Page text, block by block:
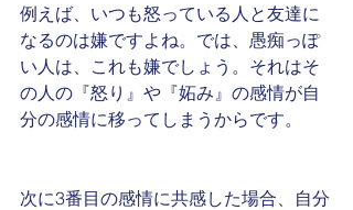
例えば、いつも怒っている人と友達に
なるのは嫌ですよね。では、愚痴っぽ
い人は、これも嫌でしょう。それはそ
の人の『怒り』や『妬み』の感情が自
分の感情に移ってしまうからです。
次に3番目の感情に共感した場合、自分